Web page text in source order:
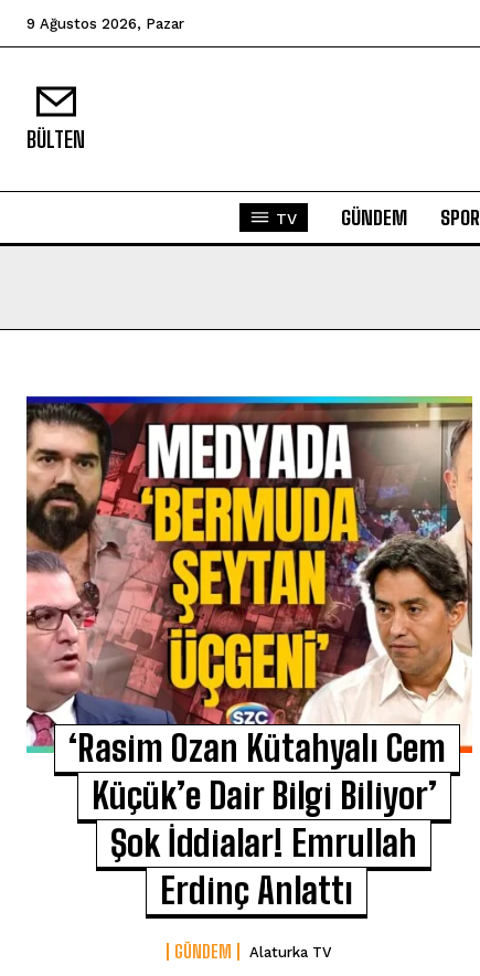
9 Ağustos 2026, Pazar
BÜLTEN
TV GÜNDEM SPOR
‘Rasim Ozan Kütahyalı Cem
Küçük’e Dair Bilgi Biliyor’
Şok İddialar! Emrullah
Erdinç Anlattı
GÜNDEM Alaturka TV